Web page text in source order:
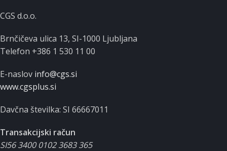
CGS d.o.o.
Brnčičeva ulica 13, SI-1000 Ljubljana
Telefon +386 1 530 11 00
E-naslov info@cgs.si
www.cgsplus.si
Davčna številka: SI 66667011
Transakcijski račun
SI56 3400 0102 3683 365